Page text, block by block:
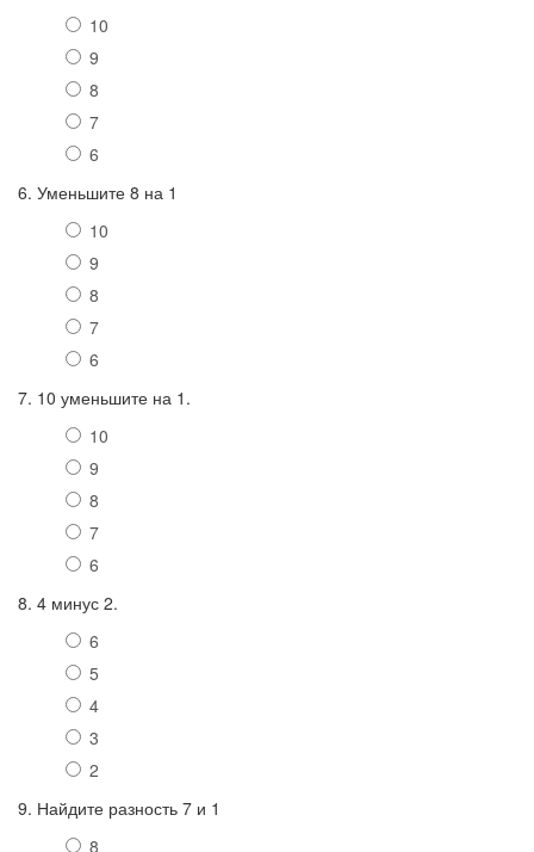
10
9
8
7
6
6. Уменьшите 8 на 1
10
9
8
7
6
7. 10 уменьшите на 1.
10
9
8
7
6
8. 4 минус 2.
6
5
4
3
2
9. Найдите разность 7 и 1
8